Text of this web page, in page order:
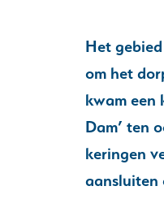
Het
om het
kwam een
Dam’ ten
keringen
aansluiten